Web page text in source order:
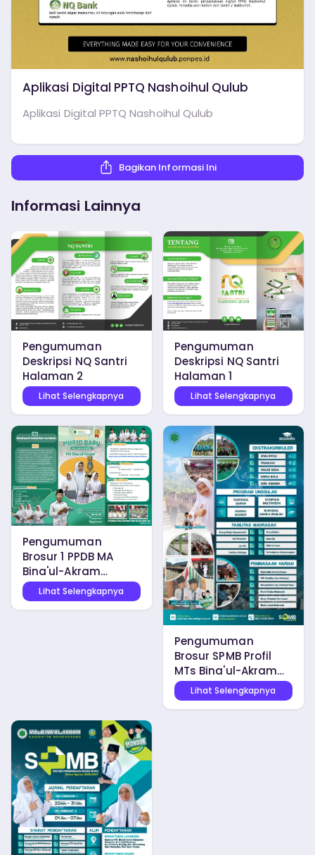
Aplikasi Digital PPTQ Nashoihul Qulub
Aplikasi Digital PPTQ Nashoihul Qulub
Bagikan Informasi Ini
Informasi Lainnya
Pengumuman
Deskripsi NQ Santri
Halaman 2
Lihat Selengkapnya
Pengumuman
Deskripsi NQ Santri
Halaman 1
Lihat Selengkapnya
Pengumuman
Brosur 1 PPDB MA
Bina'ul-Akram…
Lihat Selengkapnya
Pengumuman
Brosur SPMB Profil
MTs Bina'ul-Akram…
Lihat Selengkapnya